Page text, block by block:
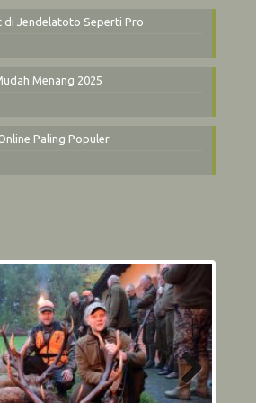
di Jendelatoto Seperti Pro
Menang 2025
Paling Populer
Next